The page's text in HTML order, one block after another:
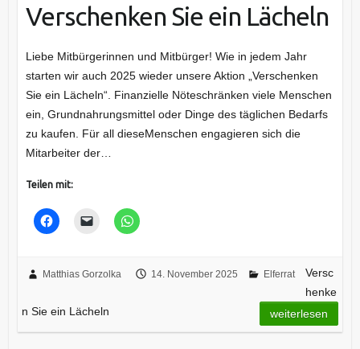
Verschenken Sie ein Lächeln
Liebe Mitbürgerinnen und Mitbürger! Wie in jedem Jahr
starten wir auch 2025 wieder unsere Aktion „Verschenken
Sie ein Lächeln“. Finanzielle Nöteschränken viele Menschen
ein, Grundnahrungsmittel oder Dinge des täglichen Bedarfs
zu kaufen. Für all dieseMenschen engagieren sich die
Mitarbeiter der…
Teilen mit:
Matthias Gorzolka 14. November 2025 Elferrat
Versc
henke
n Sie ein Lächeln
weiterlesen